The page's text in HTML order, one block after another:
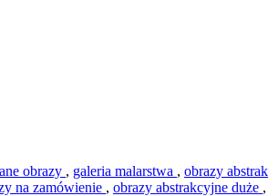
obrazy , galeria malarstwa , obrazy
na zamówienie , obrazy abstrakcyjne duże ,